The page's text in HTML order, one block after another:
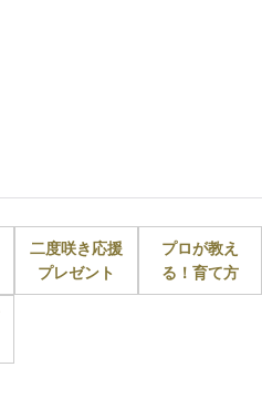
二度咲き応援
プレゼント
プロが教え
る！育て方